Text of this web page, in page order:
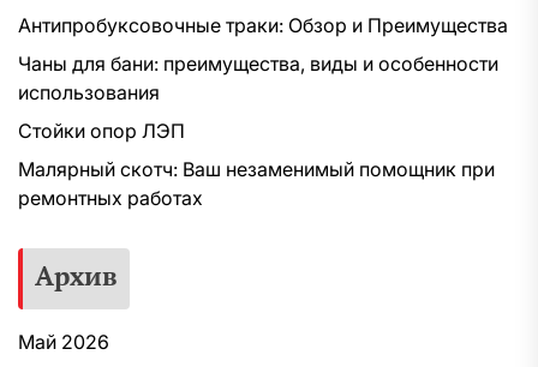
Антипробуксовочные траки: Обзор и Преимущества
Чаны для бани: преимущества, виды и особенности
использования
Стойки опор ЛЭП
Малярный скотч: Ваш незаменимый помощник при
ремонтных работах
Архив
Май 2026